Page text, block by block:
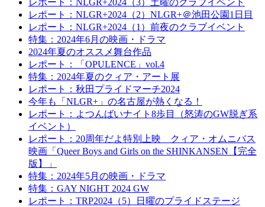
レポート：NLGR+2024（2）NLGR+＠池田公園1日目
レポート：NLGR+2024（1）前夜のクラブイベント
特集：2024年6月の映画・ドラマ
2024年夏のオススメ舞台作品
レポート：「OPULENCE」vol.4
特集：2024年夏のクィア・アート展
レポート：秋田プライドマーチ2024
今年も「NLGR+」の名古屋が熱くなる！
レポート：よつんばいナイト8歩目（怒涛のGW脱ぎ系
イベント）
レポート：20周年だよ特別上映 クィア・オムニバス
映画「Queer Boys and Girls on the SHINKANSEN【完全
版】」
特集：2024年5月の映画・ドラマ
特集：GAY NIGHT 2024 GW
レポート：TRP2024（5）日曜のプライドステージ